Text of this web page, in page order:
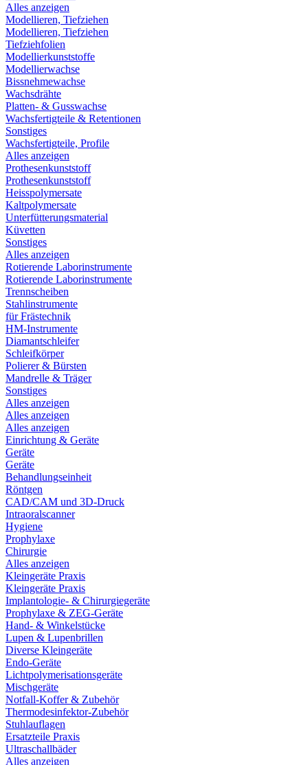
Alles anzeigen
Modellieren, Tiefziehen
Modellieren, Tiefziehen
Tiefziehfolien
Modellierkunststoffe
Modellierwachse
Bissnehmewachse
Wachsdrähte
Platten- & Gusswachse
Wachsfertigteile & Retentionen
Sonstiges
Wachsfertigteile, Profile
Alles anzeigen
Prothesenkunststoff
Prothesenkunststoff
Heisspolymersate
Kaltpolymersate
Unterfütterungsmaterial
Küvetten
Sonstiges
Alles anzeigen
Rotierende Laborinstrumente
Rotierende Laborinstrumente
Trennscheiben
Stahlinstrumente
für Frästechnik
HM-Instrumente
Diamantschleifer
Schleifkörper
Polierer & Bürsten
Mandrelle & Träger
Sonstiges
Alles anzeigen
Alles anzeigen
Alles anzeigen
Einrichtung & Geräte
Geräte
Geräte
Behandlungseinheit
Röntgen
CAD/CAM und 3D-Druck
Intraoralscanner
Hygiene
Prophylaxe
Chirurgie
Alles anzeigen
Kleingeräte Praxis
Kleingeräte Praxis
Implantologie- & Chirurgiegeräte
Prophylaxe & ZEG-Geräte
Hand- & Winkelstücke
Lupen & Lupenbrillen
Diverse Kleingeräte
Endo-Geräte
Lichtpolymerisationsgeräte
Mischgeräte
Notfall-Koffer & Zubehör
Thermodesinfektor-Zubehör
Stuhlauflagen
Ersatzteile Praxis
Ultraschallbäder
Alles anzeigen